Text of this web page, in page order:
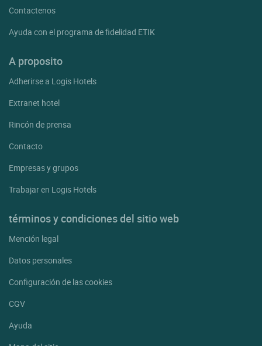
Contactenos
Ayuda con el programa de fidelidad ETIK
A proposito
Adherirse a Logis Hotels
Extranet hotel
Rincón de prensa
Contacto
Empresas y grupos
Trabajar en Logis Hotels
términos y condiciones del sitio web
Mención legal
Datos personales
Configuración de las cookies
CGV
Ayuda